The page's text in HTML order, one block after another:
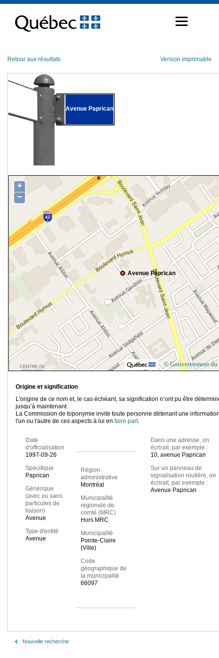
contenu
Retour aux résultats Version imprimable
Avenue Paprican
Avenue Paprican
+
−
© Gouvernement du
Origine et signification
L'origine de ce nom et, le cas échéant, sa signification n’ont pu être
jusqu’à maintenant.
La Commission de toponymie invite toute personne détenant une
l'un ou l'autre de ces aspects à lui en faire part.
Date
d'officialisation
1997-09-26
Spécifique
Paprican
Générique
(avec ou sans
particules de
liaison)
Avenue
Type d'entité
Avenue
Région
administrative
Montréal
Municipalité
régionale de
comté (MRC)
Hors MRC
Municipalité
Pointe-Claire
(Ville)
Code
géographique de
la municipalité
66097
Dans une adresse, on
écrirait, par exemple :
10, avenue Paprican
Sur un panneau de
signalisation routière, on
écrirait, par exemple :
Avenue Paprican
Nouvelle recherche